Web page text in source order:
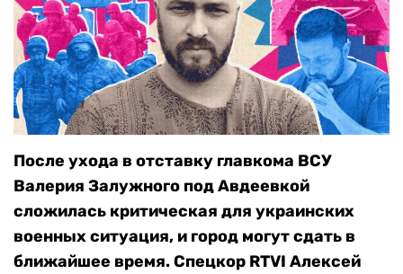
После ухода в отставку главкома ВСУ
Валерия Залужного под Авдеевкой
сложилась критическая для украинских
военных ситуация, и город могут сдать в
ближайшее время. Спецкор RTVI Алексей